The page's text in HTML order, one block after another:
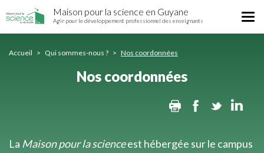
coordonnées
au
Maison pour la science en Guyane
Agir pour le développement professionnel des enseignants
Accueil Qui sommes-nous ? Nos coordonnées
Nos coordonnées
Print Facebook
Twitter
La Maison pour la scienceest hébergée sur le campus